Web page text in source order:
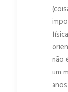
não
um